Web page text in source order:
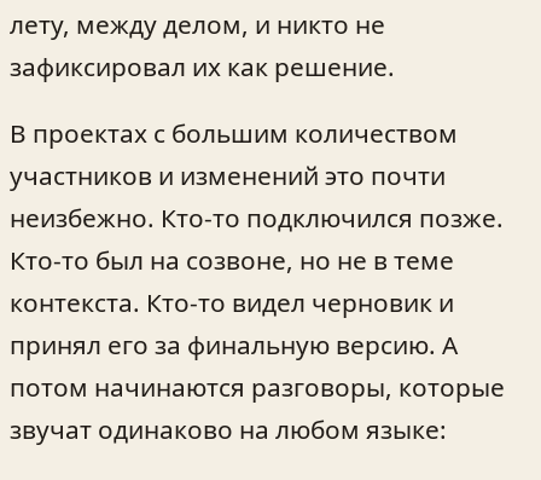
лету, между делом, и никто не
зафиксировал их как решение.
В проектах с большим количеством
участников и изменений это почти
неизбежно. Кто-то подключился позже.
Кто-то был на созвоне, но не в теме
контекста. Кто-то видел черновик и
принял его за финальную версию. А
потом начинаются разговоры, которые
звучат одинаково на любом языке: